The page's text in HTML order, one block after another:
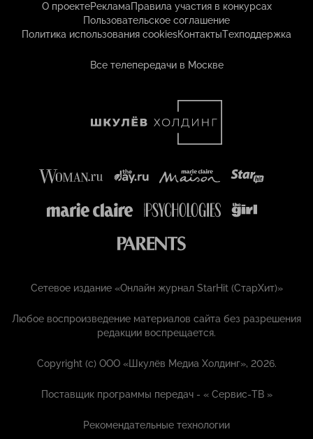
О проектеРекламаПравила участия в конкурсах
Пользовательское соглашение
Политика использования cookiesКонтактыТехподдержка
Все телепередачи в Москве
Сетевое издание «Онлайн журнал StarHit (СтарХит)»
Любое воспроизведение материалов сайта без разрешения
редакции воспрещается.
Copyright (с) ООО «Шкулёв Медиа Холдинг», 2026.
Поставщик программы передач - «Сервис-ТВ »
Рекомендательные технологии